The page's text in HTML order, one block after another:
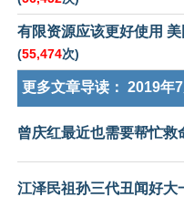
有限资源应该更好使用
(55,474次)
更多文章导读： 2019年7
曾庆红最近也需要帮忙救
江泽民祖孙三代丑闻好大